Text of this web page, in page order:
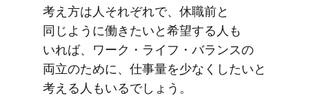
考え方は​人それぞれで、​休職前と​
同じように​働きたいと​希望する​人も​
いれば、​ワーク・ライフ・バランスの​
両立の​ために、​仕事量を​少なくしたいと​
考える​人も​いるでしょう。